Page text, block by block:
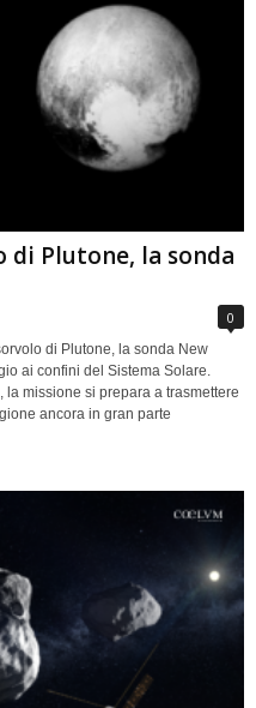
di Plutone, la sonda
0
di Plutone, la sonda New
ai confini del Sistema Solare.
missione si prepara a trasmettere
ancora in gran parte